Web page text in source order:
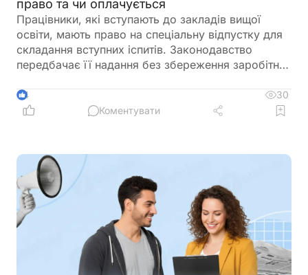
право та чи оплачується
Працівники, які вступають до закладів вищої
освіти, мають право на спеціальну відпустку для
складання вступних іспитів. Законодавство
передбачає її надання без збереження заробітної
для проїзду до місця проведення іспитів та назад
4
30
Коментувати